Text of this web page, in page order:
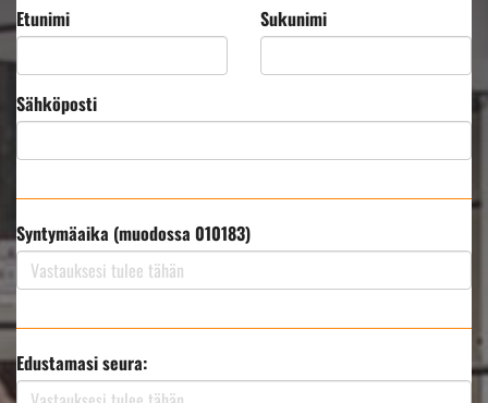
Etunimi Sukunimi
Sähköposti
Syntymäaika (muodossa 010183)
Edustamasi seura: